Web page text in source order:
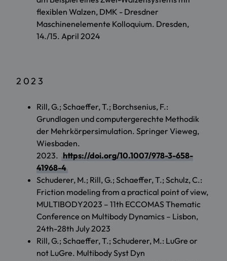
flexiblen Walzen, DMK - Dresdner
Maschinenelemente Kolloquium. Dresden,
14./15. April 2024
2023
Rill, G.; Schaeffer, T.; Borchsenius, F.:
Grundlagen und computergerechte Methodik
der Mehrkörpersimulation. Springer Vieweg,
Wiesbaden.
2023. https://doi.org/10.1007/978-3-658-
41968-4
Schuderer, M.; Rill, G.; Schaeffer, T.; Schulz, C.:
Friction modeling from a practical point of view,
MULTIBODY2023 – 11th ECCOMAS Thematic
Conference on Multibody Dynamics – Lisbon,
24th-28th July 2023
Rill, G.; Schaeffer, T.; Schuderer, M.: LuGre or
not LuGre. Multibody Syst Dyn